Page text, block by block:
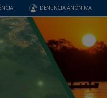
DENUNCIA ANÔNIMA